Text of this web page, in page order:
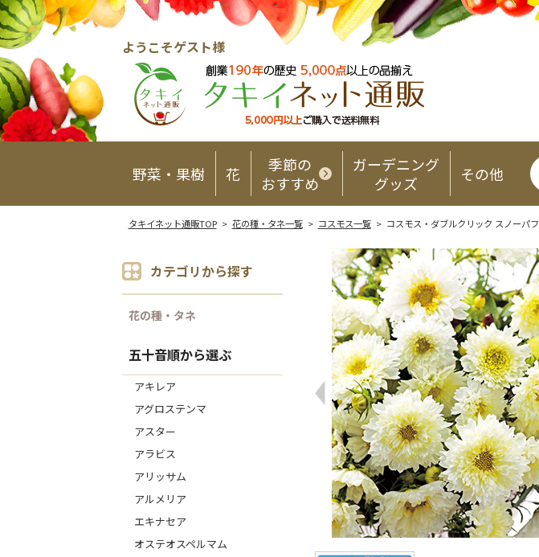
ようこそゲスト様
野菜・果樹 花
季節の
おすすめ
ガーデニング
グッズ
その他
タキイネット通販TOP> 花の種・タネ一覧> コスモス一覧> コスモス・ダブルクリック スノーパフ
カテゴリから探す
花の種・タネ
五十音順から選ぶ
アキレア
アグロステンマ
アスター
アラビス
アリッサム
アルメリア
エキナセア
オステオスペルマム